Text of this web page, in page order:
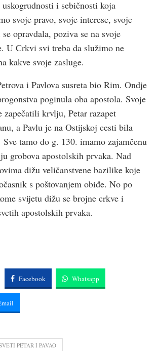
i sebičnosti koja
svoje pravo, svoje interese, svoje
opravdala, poziva se na svoje
U Crkvi svi treba da služimo ne
kakve svoje zasluge.
i Pavlova susreta bio Rim. Ondje
poginula oba apostola. Svoje
zapečatili krvlju, Petar razapet
a Pavlu je na Ostijskoj cesti bila
tamo do g. 130. imamo zajamčenu
grobova apostolskih prvaka. Nad
dižu veličanstvene bazilike koje
s poštovanjem obiđe. No po
svijetu dižu se brojne crkve i
apostolskih prvaka.
Facebook Whatsapp
PETAR I PAVAO